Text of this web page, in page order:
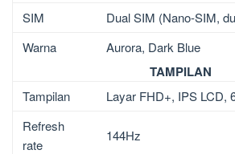
SIM
Dual SIM (Nano-SIM,
Warna
Aurora, Dark Blue
TAMPILAN
Tampilan
Layar FHD+, IPS LCD,
Refresh
rate
144Hz